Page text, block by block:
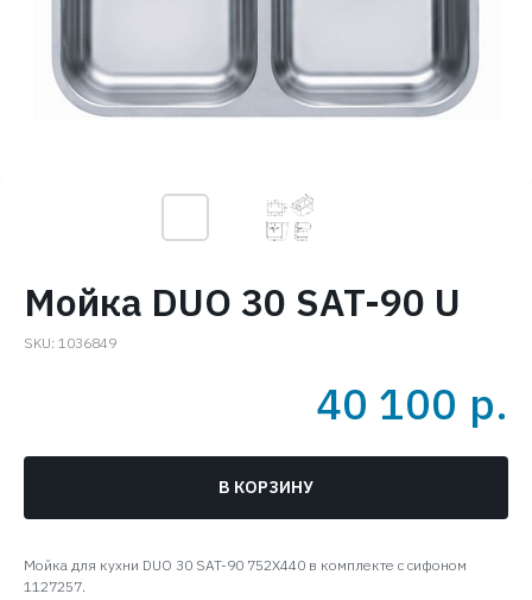
Мойка DUO 30 SAT-90 U
SKU: 1036849
40 100 р.
В КОРЗИНУ
Мойка для кухни DUO 30 SAT-90 752X440 в комплекте с сифоном
1127257.